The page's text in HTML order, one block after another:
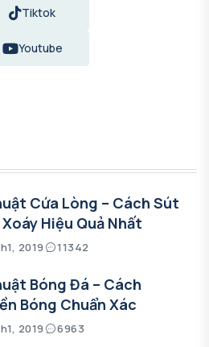
Tiktok
Youtube
Cứa Lòng – Cách Sút
Hiệu Quả Nhất
2019 11342
Bóng Đá – Cách
Bóng Chuẩn Xác
2019 6963